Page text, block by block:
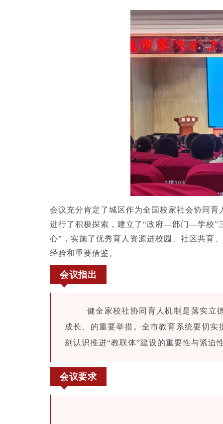
会议充分肯定了城区作为全国校家社会协同
进行了积极探索，建立了“政府—部门—学校”
心”，实施了优秀育人资源进校园、社区共育
经验和重要借鉴。
会议指出
健全家校社协同育人机制是落实立
成长、的重要举措。全市教育系统要切
刻认识推进“教联体”建设的重要性与紧迫
会议要求